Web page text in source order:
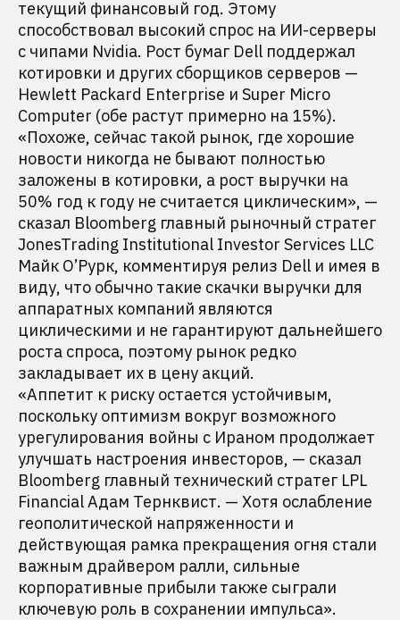
текущий финансовый год. Этому
способствовал высокий спрос на ИИ-серверы
с чипами Nvidia. Рост бумаг Dell поддержал
котировки и других сборщиков серверов —
Hewlett Packard Enterprise и Super Micro
Computer (обе растут примерно на 15%).
«Похоже, сейчас такой рынок, где хорошие
новости никогда не бывают полностью
заложены в котировки, а рост выручки на
50% год к году не считается циклическим», —
сказал Bloomberg главный рыночный стратег
JonesTrading Institutional Investor Services LLC
Майк О’Рурк, комментируя релиз Dell и имея в
виду, что обычно такие скачки выручки для
аппаратных компаний являются
циклическими и не гарантируют дальнейшего
роста спроса, поэтому рынок редко
закладывает их в цену акций.
«Аппетит к риску остается устойчивым,
поскольку оптимизм вокруг возможного
урегулирования войны с Ираном продолжает
улучшать настроения инвесторов, — сказал
Bloomberg главный технический стратег LPL
Financial Адам Тернквист. — Хотя ослабление
геополитической напряженности и
действующая рамка прекращения огня стали
важным драйвером ралли, сильные
корпоративные прибыли также сыграли
ключевую роль в сохранении импульса».